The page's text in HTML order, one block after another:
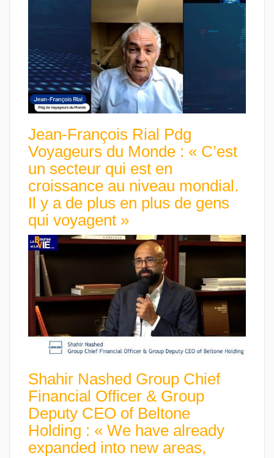
Jean-François Rial Pdg
Voyageurs du Monde : « C’est
un secteur qui est en
croissance au niveau mondial.
Il y a de plus en plus de gens
qui voyagent »
Shahir Nashed Group Chief
Financial Officer & Group
Deputy CEO of Beltone
Holding : « We have already
expanded into new areas,